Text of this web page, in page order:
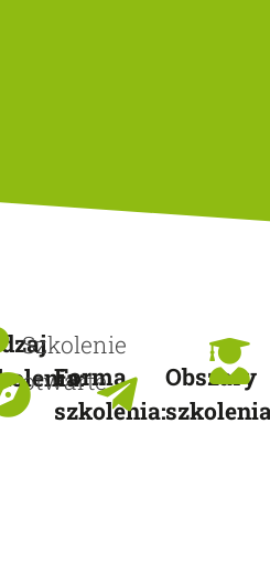
Szkolenie
otwarte
Forma
szkolenia:
stacjonarne
Obszary